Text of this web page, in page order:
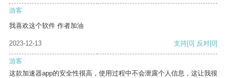
游客
我喜欢这个软件 作者加油
2023-12-13 支持[0] 反对[0]
游客
这款加速器app的安全性很高，使用过程中不会泄露个人信息，这让我很